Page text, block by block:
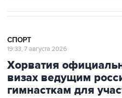
Хорватия
визах ведущим
гимнасткам для